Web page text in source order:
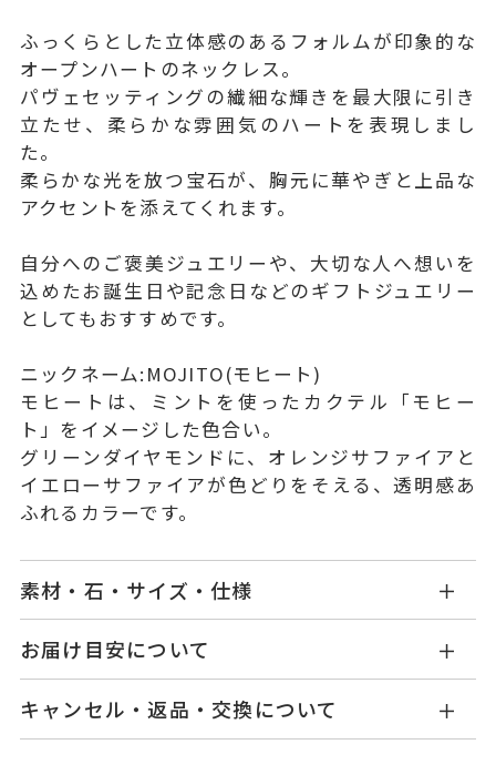
ふっくらとした立体感のあるフォルムが印象的な
オープンハートのネックレス。
パヴェセッティングの繊細な輝きを最大限に引き
立たせ、柔らかな雰囲気のハートを表現しまし
た。
柔らかな光を放つ宝石が、胸元に華やぎと上品な
アクセントを添えてくれます。
自分へのご褒美ジュエリーや、大切な人へ想いを
込めたお誕生日や記念日などのギフトジュエリー
としてもおすすめです。
ニックネーム:MOJITO(モヒート)
モヒートは、ミントを使ったカクテル「モヒー
ト」をイメージした色合い。
グリーンダイヤモンドに、オレンジサファイアと
イエローサファイアが色どりをそえる、透明感あ
ふれるカラーです。
素材・石・サイズ・仕様
品番
GL0003N160GDYG
素材
K18イエローゴールド
石
グリーンダイヤモンド0.26ct
お届け目安について
せ。
ご注文およびご入金確認後、以下の日程にて発送
キャンセル・返品・交換について